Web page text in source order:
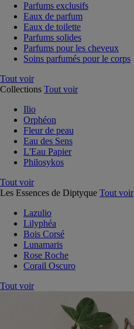
Parfums exclusifs
Eaux de parfum
Eaux de toilette
Parfums solides
Parfums pour les cheveux
Soins parfumés pour le corps
Tout voir
Collections Tout voir
Ilio
Orphéon
Fleur de peau
Eau des Sens
L'Eau Papier
Philosykos
Tout voir
Les Essences de Diptyque Tout voir
Lazulio
Lilyphéa
Bois Corsé
Lunamaris
Rose Roche
Corail Oscuro
Tout voir